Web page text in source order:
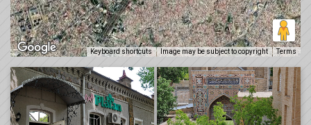
Keyboard shortcuts Image may be subject to copyright Terms